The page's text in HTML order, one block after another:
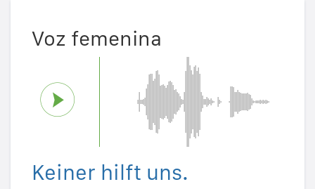
Voz femenina
Keiner hilft uns.